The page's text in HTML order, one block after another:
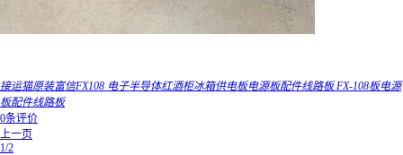
接运猫原装富信FX108 电子半导体红酒柜冰箱供电板电源板配件线路板 FX-108板电源
板配件线路板
0条评价
上一页
1/2